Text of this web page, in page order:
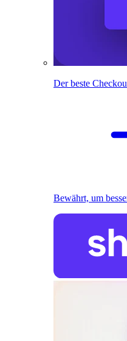
Der beste
Bewährt, um